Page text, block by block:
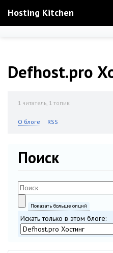
Hosting Kitchen
Defhost.pro
1 читатель, 1 топик
О блоге RSS
Поиск
Показать больше опций
Искать только в этом блоге: